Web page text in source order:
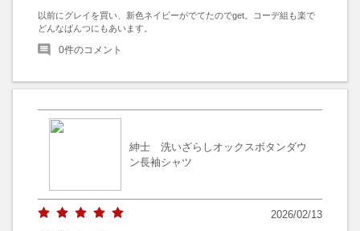
以前にグレイを買い、新色ネイビーがでてたのでget。コーデ組も楽で
どんなぱんつにもあいます。
0件のコメント
紳士 洗いざらしオックスボタンダウ
ン長袖シャツ
2026/02/13